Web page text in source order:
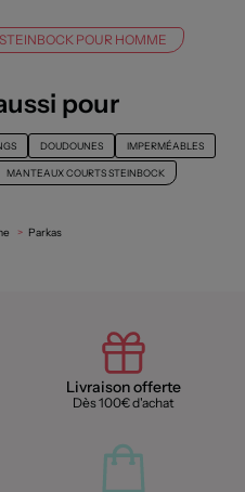
POUR HOMME
pour
DOUDOUNES IMPERMÉABLES
MANTEAUX COURTS STEINBOCK
Parkas
Livraison offerte
Dès 100€ d'achat